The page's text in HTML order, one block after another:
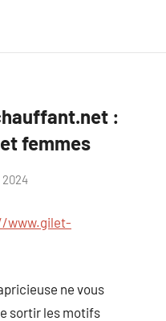
:
femmes
2024
www.gilet-
ne vous
sortir les motifs